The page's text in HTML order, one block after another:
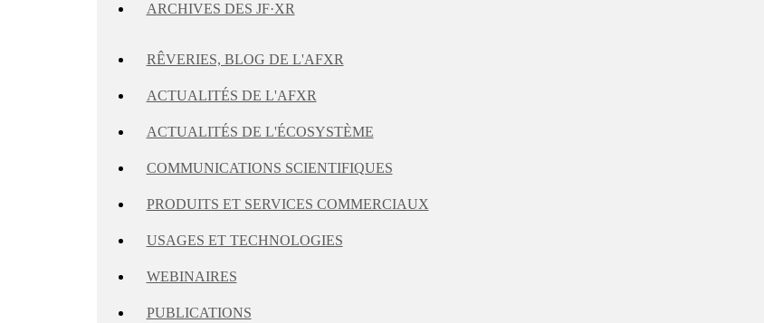
ARCHIVES DES JF·XR
RÊVERIES, BLOG DE L'AFXR
ACTUALITÉS DE L'AFXR
ACTUALITÉS DE L'ÉCOSYSTÈME
COMMUNICATIONS SCIENTIFIQUES
PRODUITS ET SERVICES COMMERCIAUX
USAGES ET TECHNOLOGIES
WEBINAIRES
PUBLICATIONS